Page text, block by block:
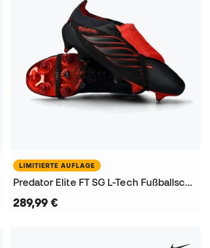
LIMITIERTE AUFLAGE
Predator Elite FT SG L-Tech Fußballschuhe
289,99 €